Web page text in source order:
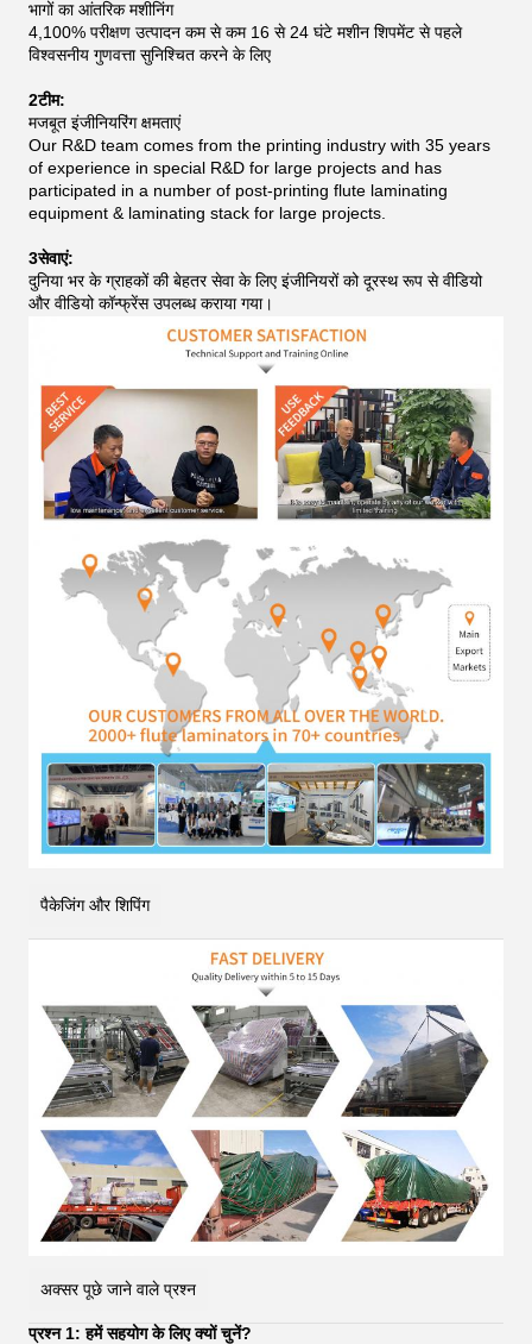
भागों का आंतरिक मशीनिंग
4,100% परीक्षण उत्पादन कम से कम 16 से 24 घंटे मशीन शिपमेंट से पहले
विश्वसनीय गुणवत्ता सुनिश्चित करने के लिए
2टीम:
मजबूत इंजीनियरिंग क्षमताएं
Our R&D team comes from the printing industry with 35 years
of experience in special R&D for large projects and has
participated in a number of post-printing flute laminating
equipment & laminating stack for large projects.
3सेवाएं:
दुनिया भर के ग्राहकों की बेहतर सेवा के लिए इंजीनियरों को दूरस्थ रूप से वीडियो
और वीडियो कॉन्फ्रेंस उपलब्ध कराया गया।
पैकेजिंग और शिपिंग
अक्सर पूछे जाने वाले प्रश्न
प्रश्न 1: हमें सहयोग के लिए क्यों चुनें?